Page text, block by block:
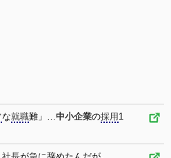
な就職難」…中小企業の採用 1